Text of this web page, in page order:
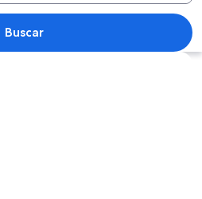
Um edifício histórico com várias
Buscar